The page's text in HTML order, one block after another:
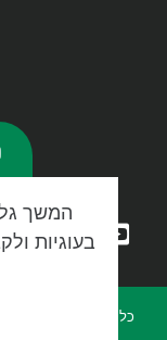
המשך
בעוגיות
כל הזכויות שמורות